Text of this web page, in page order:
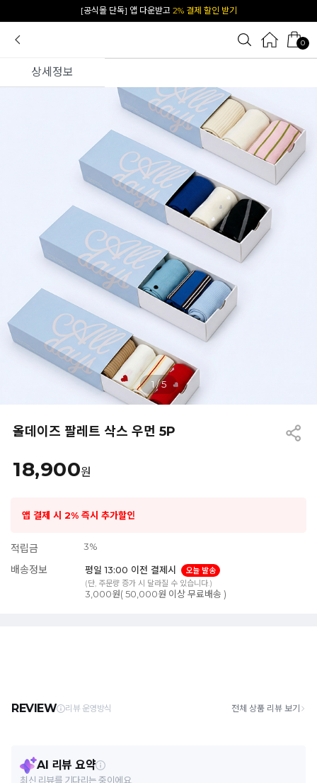
카카오 플친 추가하면1천원 즉시 할인 쿠폰
0
상세정보
1/5
올데이즈 팔레트 삭스 우먼 5P
18,900원
앱 결제 시 2% 즉시 추가할인
적립금 3%
배송정보 평일 13:00 이전 결제시
오늘 발송
(단, 주문량 증가 시 달라질 수 있습니다.)
3,000원( 50,000원 이상 무료배송 )